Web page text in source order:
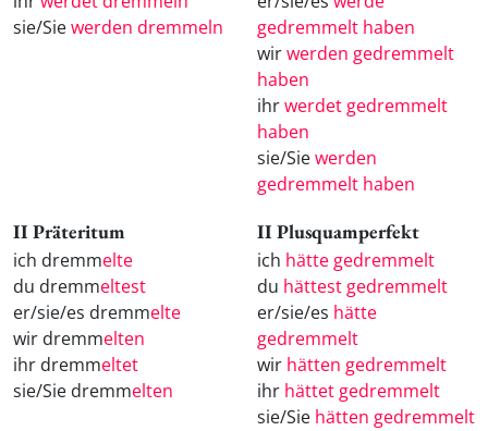
sie/Siewerden dremmeln
gedremmelt haben
wirwerden gedremmelt
haben
ihrwerdet gedremmelt
haben
sie/Siewerden
gedremmelt haben
II Präteritum
ich dremmelte
du dremmeltest
er/sie/es dremmelte
wir dremmelten
ihr dremmeltet
sie/Sie dremmelten
II Plusquamperfekt
ich hätte gedremmelt
du hättest gedremmelt
er/sie/es hätte
gedremmelt
wir hätten gedremmelt
ihr hättet gedremmelt
sie/Sie hätten gedremmelt